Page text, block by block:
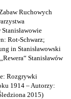
Ruchowych
Rot-Schwarz;
in Stanisławowski
Stanisławów
Rozgrywki
1914 – Autorzy:
2015)